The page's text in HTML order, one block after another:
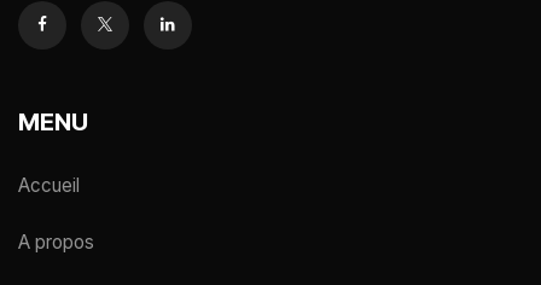
MENU
Accueil
A propos